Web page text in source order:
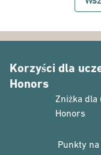
Korzyści dla
Honors
Zniżka
Honors
Punkty